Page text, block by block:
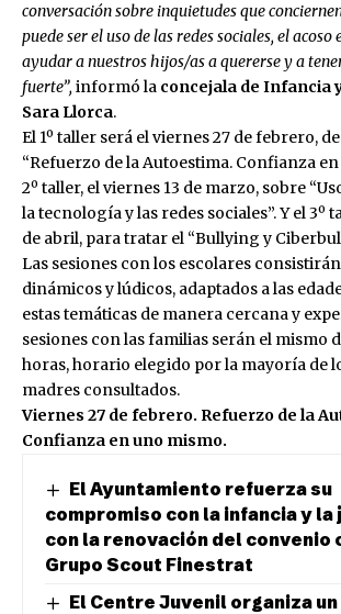
conversación sobre inquietudes que
puede ser el uso de las redes sociales, el
ayudar a nuestros hijos/as a quererse y a
fuerte”, informó la concejala de Infancia
Sara Llorca.
El 1º taller será el viernes 27 de febrero,
“Refuerzo de la Autoestima. Confianza en
2º taller, el viernes 13 de marzo, sobre
la tecnología y las redes sociales”. Y el 3º
de abril, para tratar el “Bullying y
Las sesiones con los escolares
dinámicos y lúdicos, adaptados a las
estas temáticas de manera cercana y
sesiones con las familias serán el mismo
horas, horario elegido por la mayoría de
madres consultados.
Viernes 27 de febrero. Refuerzo de la
Confianza en uno mismo.
El Ayuntamiento refuerza su
compromiso con la infancia y la
con la renovación del convenio
Grupo Scout Finestrat
El Centre Juvenil organiza